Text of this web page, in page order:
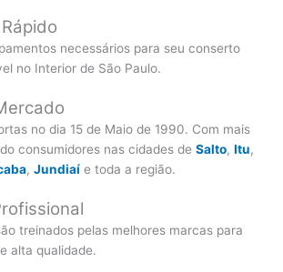
necessários para seu conserto
no Interior de São Paulo.
no dia 15 de Maio de 1990. Com mais
consumidores nas cidades deSalto,Itu,
,Jundiaí e toda a região.
treinados pelas melhores marcas para
alta qualidade.